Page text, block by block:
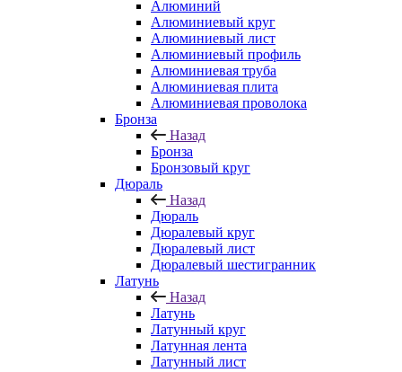
Алюминий
Алюминиевый круг
Алюминиевый лист
Алюминиевый профиль
Алюминиевая труба
Алюминиевая плита
Алюминиевая проволока
Бронза
Назад
Бронза
Бронзовый круг
Дюраль
Назад
Дюраль
Дюралевый круг
Дюралевый лист
Дюралевый шестигранник
Латунь
Назад
Латунь
Латунный круг
Латунная лента
Латунный лист